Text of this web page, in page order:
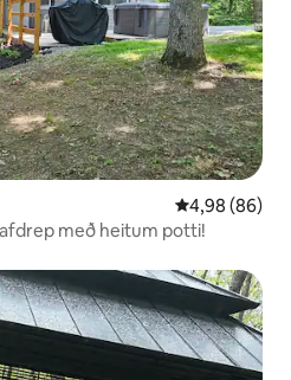
4,98 af 5 í
4,98 (86)
með heitum potti!